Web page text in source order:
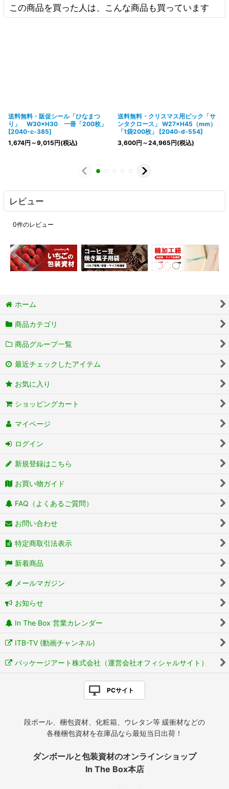
この商品を買った人は、こんな商品も買っています
送料無料・販促シール「ひなまつ
り」 W30×H30 一冊「200枚」
[2040-c-385]
1,674円 ～9,015円(税込)
送料無料・クリスマス用ピック「サ
ンタクロース」 W27×H45（mm）
「1袋200枚」
[2040-d-554]
3,600円 ～24,965円(税込)
レビュー
0件のレビュー
ホーム
商品カテゴリ
商品グループ一覧
最近チェックしたアイテム
お気に入り
ショッピングカート
マイページ
ログイン
新規登録はこちら
お買い物ガイド
FAQ（よくあるご質問）
お問い合わせ
特定商取引法表示
新着商品
メールマガジン
お知らせ
In The Box 営業カレンダー
ITB-TV (動画チャンネル)
パッケージアート株式会社（運営会社オフィシャルサイト）
PCサイト
段ボール、梱包資材、化粧箱、ウレタン等 緩衝材などの
各種梱包資材を在庫品なら最短当日出荷！
ダンボールと包装資材のオンラインショップ
In The Box本店